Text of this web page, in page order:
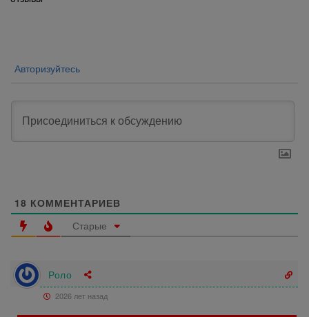
Авторизуйтесь
18 КОММЕНТАРИЕВ
Старые
Роло
2026 лет назад